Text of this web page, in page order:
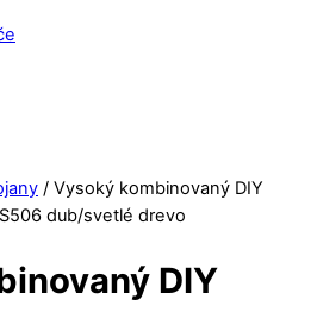
/ Vysoký kombinovaný DIY
dub/svetlé drevo
DIY